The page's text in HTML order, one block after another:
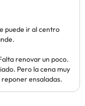
puede ir al centro
renovar un poco.
Pero la cena muy
ensaladas.